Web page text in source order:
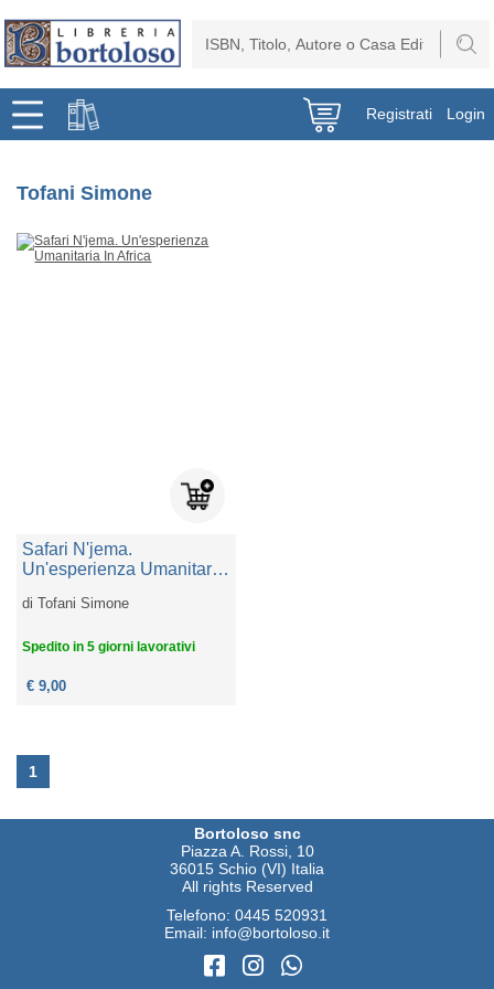
Registrati Login
Tofani Simone
Safari N'jema.
Un'esperienza Umanitaria
diTofani Simone
Spedito in 5 giorni lavorativi
€ 9,00
1
Bortoloso snc
Piazza A. Rossi, 10
36015 Schio (VI) Italia
All rights Reserved
Telefono: 0445 520931
Email: info@bortoloso.it